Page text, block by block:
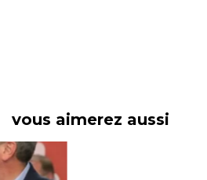
vous aimerez aussi